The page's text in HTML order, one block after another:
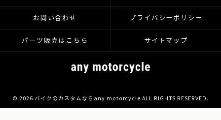
お問い合わせ プライバシーポリシー
パーツ販売はこちら サイトマップ
© 2026 バイクのカスタムならany motorcycle ALL RIGHTS RESERVED.